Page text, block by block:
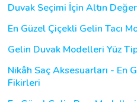
Duvak Seçimi İçin Altın
En Güzel Çiçekli Gelin Tacı
Gelin Duvak Modelleri Yüz
Nikâh Saç Aksesuarları - En
Fikirleri